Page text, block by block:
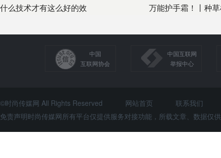
什么技术才有这么好的效
万能护手霜！丨种
中国
互联网协会
中国互联网
举报中心
©时尚传媒网 All Rights Reserved 网站首页
联系我们
免责声明时尚传媒网所有平台仅提供服务对接功能，所载文章、数据